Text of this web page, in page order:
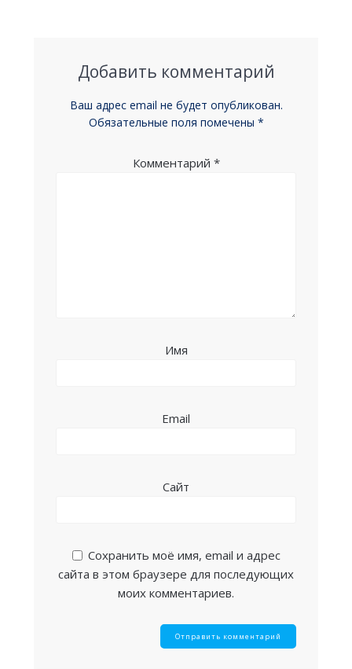
Добавить комментарий
Ваш адрес email не будет опубликован.
Обязательные поля помечены *
Комментарий *
Имя
Email
Сайт
Сохранить моё имя, email и адрес
сайта в этом браузере для последующих
моих комментариев.